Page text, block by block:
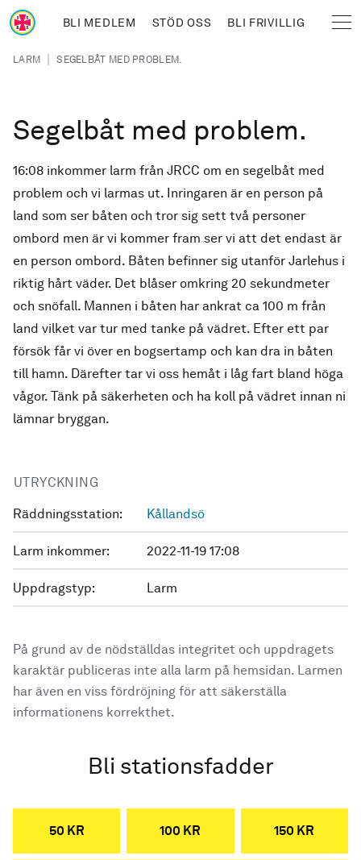
Hoppa till huvudinnehåll
BLI MEDLEM STÖD OSS BLI FRIVILLIG
Länkstig
LARM | SEGELBÅT MED PROBLEM.
Segelbåt med problem.
16:08 inkommer larm från JRCC om en segelbåt med
problem och vi larmas ut. Inringaren är en person på
land som ser båten och tror sig sett två personer
ombord men är vi kommer fram ser vi att det endast är
en person ombord. Båten befinner sig utanför Jarlehus i
riktig hårt väder. Det blåser omkring 20 sekundmeter
och snöfall. Mannen i båten har ankrat ca 100 m från
land vilket var tur med tanke på vädret. Efter ett par
försök får vi över en bogsertamp och kan dra in båten
till hamn. Därefter tar vi oss hemåt i låg fart bland höga
vågor. Tänk på säkerheten och ha koll på vädret innan ni
lämnar bryggan.
UTRYCKNING
Räddningsstation: Kållandsö
Larm inkommer: 2022-11-19 17:08
Uppdragstyp: Larm
På grund av de nödställdas integritet och uppdragets
karaktär publiceras inte alla larm på hemsidan. Larmen
har även en viss fördröjning för att säkerställa
informationens korrekthet.
Bli stationsfadder
50 KR 100 KR 150 KR